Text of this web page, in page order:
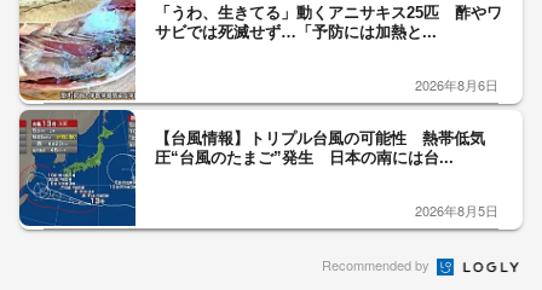
「うわ、生きてる」動くアニサキス25匹 酢やワ
サビでは死滅せず…「予防には加熱と...
2026年8月6日
【台風情報】トリプル台風の可能性 熱帯低気
圧“台風のたまご”発生 日本の南には台...
2026年8月5日
Recommended by